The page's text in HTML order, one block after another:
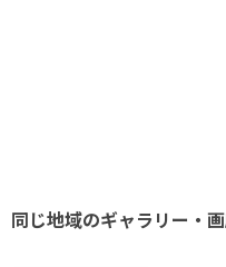
「吉祥寺 街並の表情～平和通り・
同じ地域のギャラリー・